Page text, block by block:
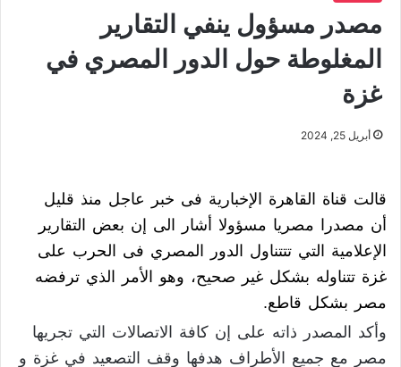
مصدر مسؤول ينفي التقارير
المغلوطة حول الدور المصري في
غزة
أبريل 25, 2024
قالت قناة القاهرة الإخبارية فى خبر عاجل منذ قليل
أن مصدرا مصريا مسؤولا أشار الى إن بعض التقارير
الإعلامية التي تتتناول الدور المصري فى الحرب على
غزة تتناوله بشكل غير صحيح، وهو الأمر الذي ترفضه
مصر بشكل قاطع.
وأكد المصدر ذاته على إن كافة الاتصالات التي تجريها
مصر مع جميع الأطراف هدفها وقف التصعيد في غزة و